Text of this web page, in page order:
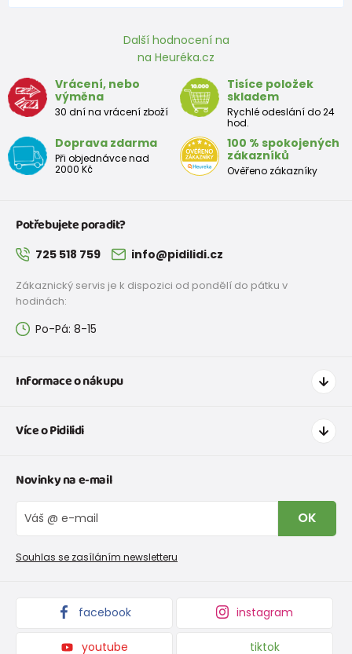
Další hodnocení na
na Heuréka.cz
Vrácení, nebo
výměna
30 dní na vrácení zboží
Tisíce položek
skladem
Rychlé odeslání do 24
hod.
Doprava zdarma
Při objednávce nad
2000 Kč
100 % spokojených
zákazníků
Ověřeno zákazníky
Potřebujete poradit?
725 518 759 info@pidilidi.cz
Zákaznický servis je k dispozici od pondělí do pátku v
hodinách:
Po-Pá: 8-15
Informace o nákupu
Doprava a platba
Tabulka velikostí obuvi
Vrácení zboží a reklamace
Reklamační řád
Více o Pidilidi
O nás
Blog
Velkoobchod PiDiLiDi
Affiliate program
Kolekce zboží
Novinky na e-mail
OK
Souhlas se zasíláním newsletteru
facebook instagram
youtube tiktok